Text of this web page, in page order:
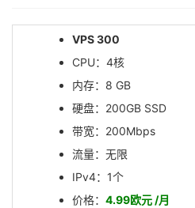
VPS 300
CPU：4核
内存：8 GB
硬盘：200GB SSD
带宽：200Mbps
流量：无限
IPv4：1个
价格： 4.99欧元 /月